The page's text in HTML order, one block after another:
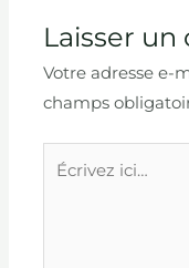
Laisser
Votre adresse e-
champs